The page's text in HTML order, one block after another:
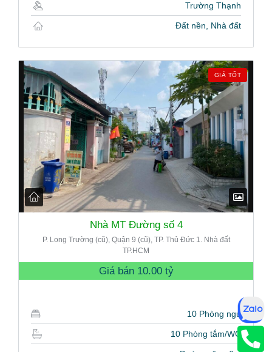
Trường Thạnh
Đất nền, Nhà đất
GIÁ TỐT
Nhà MT Đường số 4
P. Long Trường (cũ), Quận 9 (cũ), TP. Thủ Đức 1. Nhà đất
TP.HCM
Giá bán 10.00 tỷ
10 Phòng ngủ
10 Phòng tắm/WC